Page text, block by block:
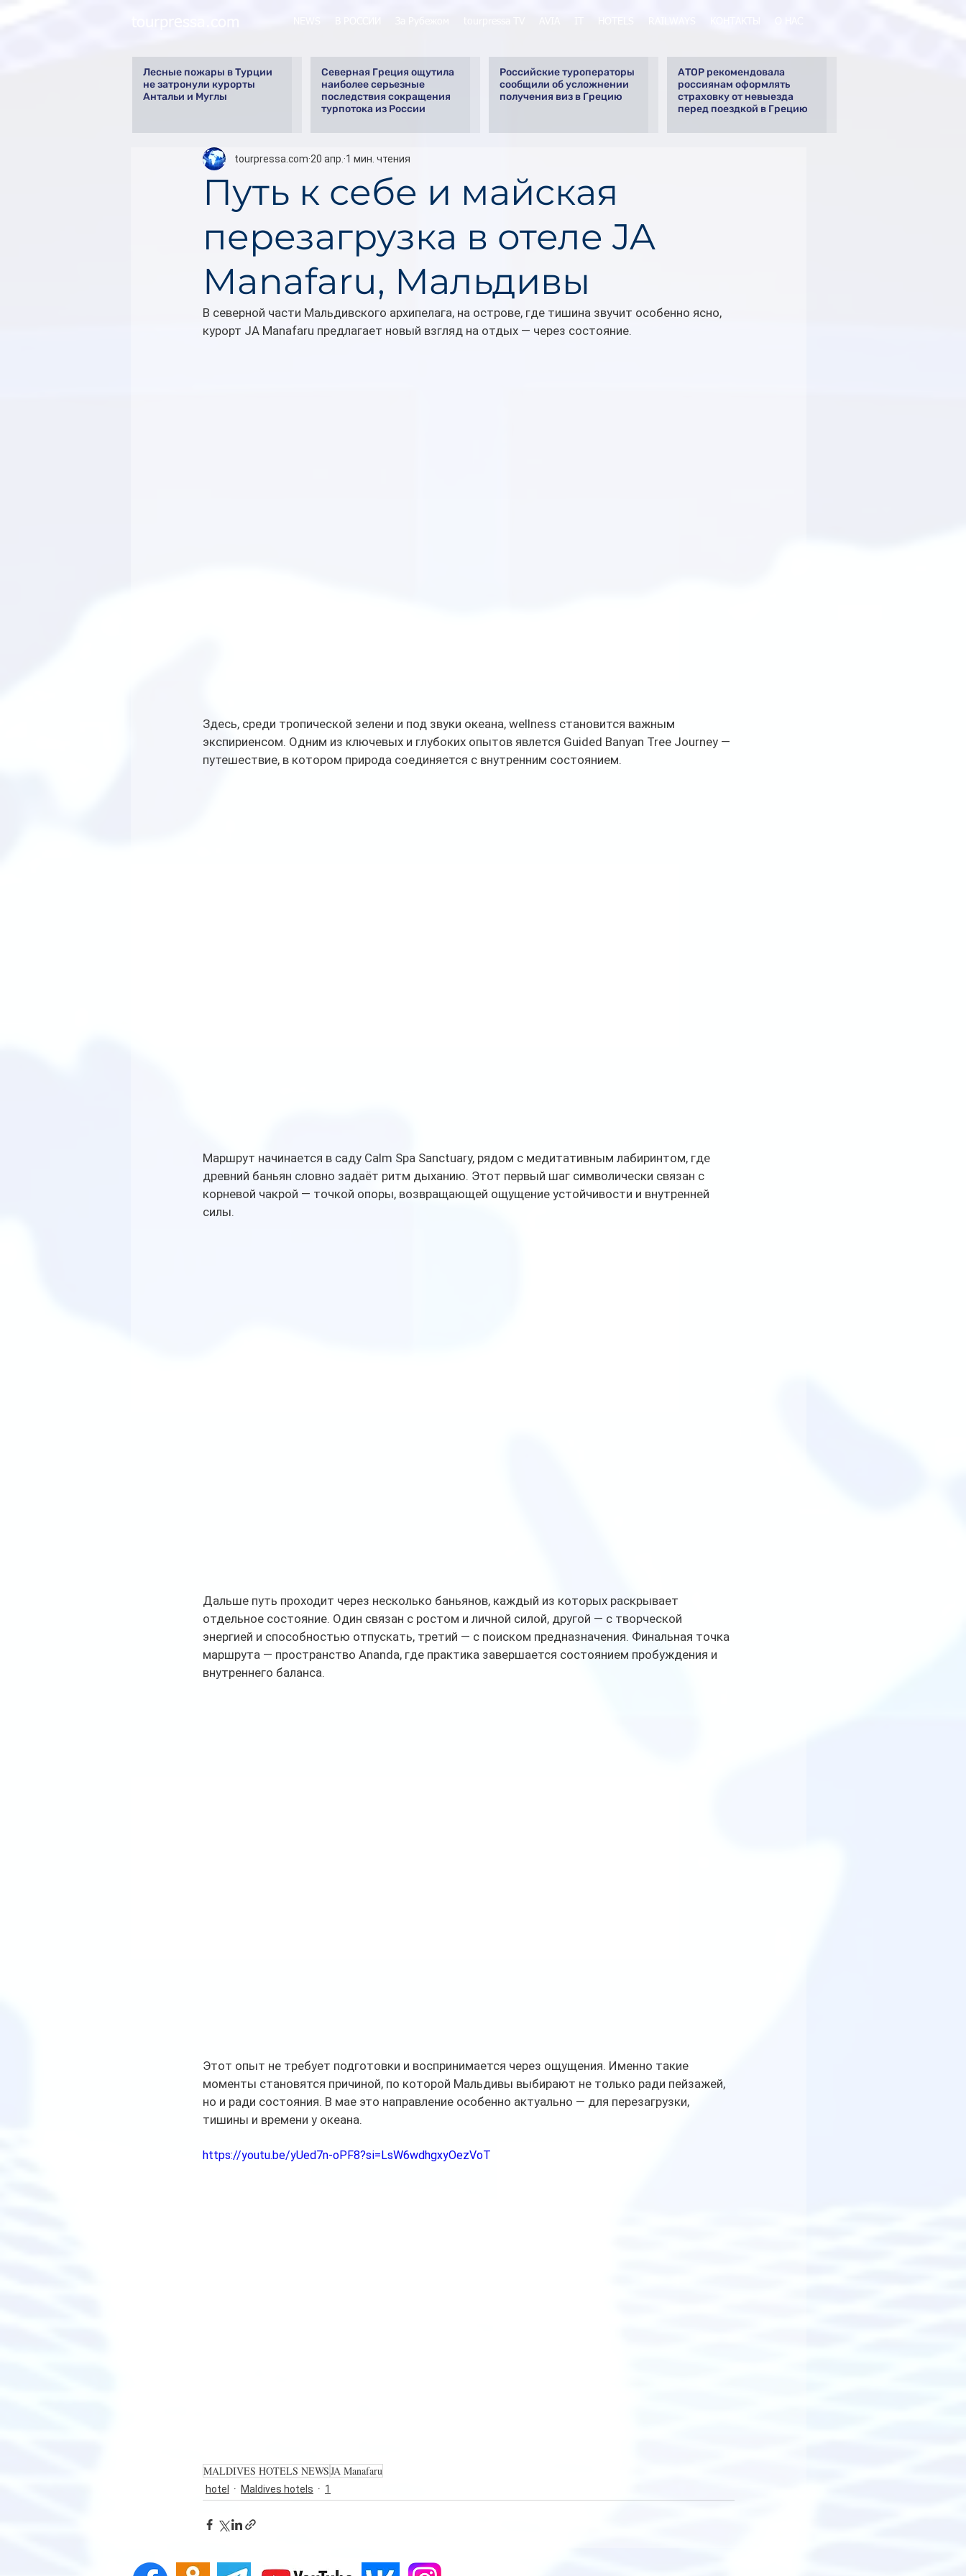
Лесные пожары в Турции
не затронули курорты
Антальи и Муглы
Северная Греция ощутила
наиболее серьезные
последствия сокращения
турпотока из России
Российские туроператоры
сообщили об усложнении
получения виз в Грецию
АТОР рекомендовала
россиянам оформлять
страховку от невыезда
перед поездкой в Грецию
Путь к себе и майская
перезагрузка в отеле JA
Manafaru, Мальдивы
tourpressa.com 20 апр. 1 мин. чтения
В северной части Мальдивского архипелага, на острове, где тишина звучит особенно ясно,
курорт JA Manafaru предлагает новый взгляд на отдых — через состояние.
Здесь, среди тропической зелени и под звуки океана, wellness становится важным
экспириенсом. Одним из ключевых и глубоких опытов явлется Guided Banyan Tree Journey —
путешествие, в котором природа соединяется с внутренним состоянием.
Маршрут начинается в саду Calm Spa Sanctuary, рядом с медитативным лабиринтом, где
древний баньян словно задаёт ритм дыханию. Этот первый шаг символически связан с
корневой чакрой — точкой опоры, возвращающей ощущение устойчивости и внутренней
силы.
Дальше путь проходит через несколько баньянов, каждый из которых раскрывает
отдельное состояние. Один связан с ростом и личной силой, другой — с творческой
энергией и способностью отпускать, третий — с поиском предназначения. Финальная точка
маршрута — пространство Ananda, где практика завершается состоянием пробуждения и
внутреннего баланса.
Этот опыт не требует подготовки и воспринимается через ощущения. Именно такие
моменты становятся причиной, по которой Мальдивы выбирают не только ради пейзажей,
но и ради состояния. В мае это направление особенно актуально — для перезагрузки,
тишины и времени у океана.
https://youtu.be/yUed7n-oPF8?si=LsW6wdhgxyOezVoT
MALDIVES HOTELS NEWSJA Manafaru
hotel Maldives hotels 1